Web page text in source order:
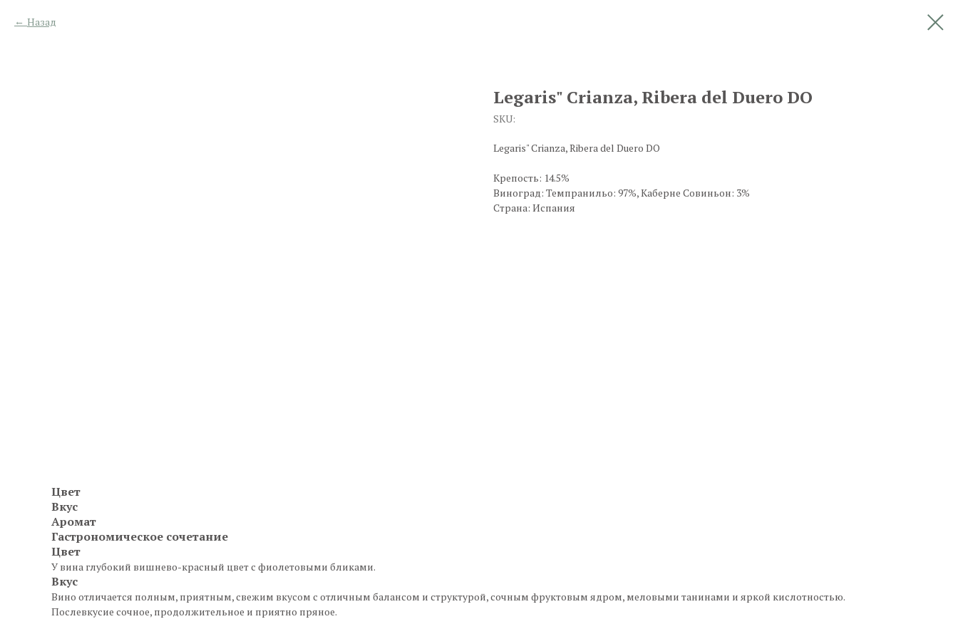
Назад
Legaris" Crianza, Ribera del Duero DO
SKU:
Legaris" Crianza, Ribera del Duero DO
Крепость: 14.5%
Виноград: Темпранильо: 97%, Каберне Совиньон: 3%
Страна: Испания
Цвет
Вкус
Аромат
Гастрономическое сочетание
Цвет
У вина глубокий вишнево-красный цвет с фиолетовыми бликами.
Вкус
Вино отличается полным, приятным, свежим вкусом с отличным балансом и структурой, сочным фруктовым ядром, меловыми танинами и яркой кислотностью.
Послевкусие сочное, продолжительное и приятно пряное.